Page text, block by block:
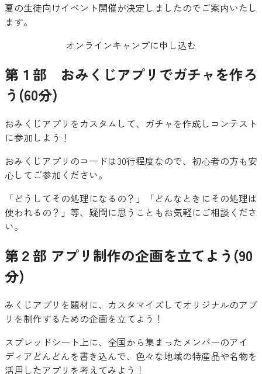
夏の生徒向けイベント開催が決定しましたのでご案内いたし
ます。
オンラインキャンプに申し込む
第１部 おみくじアプリでガチャを作ろ
う(60分)
おみくじアプリをカスタムして、ガチャを作成しコンテスト
に参加しよう！
おみくじアプリのコードは30行程度なので、初心者の方も安
心してご参加ください。
「どうしてその処理になるの？」「どんなときにその処理は
使われるの？」等、疑問に思うこともお気軽にご相談くださ
い。
第２部 アプリ制作の企画を立てよう(90
分)
みくじアプリを題材に、カスタマイズしてオリジナルのアプ
リを制作するための企画を立てよう！
スプレッドシート上に、全国から集まったメンバーのアイ
ディアどんどんを書き込んで、色々な地域の特産品や名物を
活用したアプリを考えてみよう！